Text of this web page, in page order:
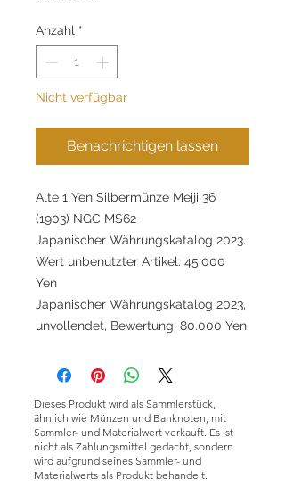
Anzahl *
Nicht verfügbar
Benachrichtigen lassen
Alte 1 Yen Silbermünze Meiji 36
(1903) NGC MS62
Japanischer Währungskatalog 2023.
Wert unbenutzter Artikel: 45.000
Yen
Japanischer Währungskatalog 2023,
unvollendet, Bewertung: 80.000 Yen
Dieses Produkt wird als Sammlerstück,
ähnlich wie Münzen und Banknoten, mit
Sammler- und Materialwert verkauft. Es ist
nicht als Zahlungsmittel gedacht, sondern
wird aufgrund seines Sammler- und
Materialwerts als Produkt behandelt.